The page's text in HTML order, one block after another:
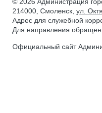
214000, Смоленск,ул.
Адрес для служебной
Для направления
Официальный сайт